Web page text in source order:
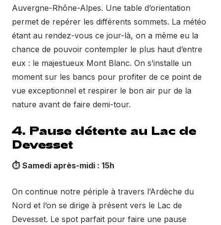
Auvergne-Rhône-Alpes. Une table d’orientation
permet de repérer les différents sommets. La météo
étant au rendez-vous ce jour-là, on a même eu la
chance de pouvoir contempler le plus haut d’entre
eux : le majestueux Mont Blanc. On s’installe un
moment sur les bancs pour profiter de ce point de
vue exceptionnel et respirer le bon air pur de la
nature avant de faire demi-tour.
4. Pause détente au Lac de
Devesset
⏱️ Samedi après-midi : 15h
On continue notre périple à travers l’Ardèche du
Nord et l’on se dirige à présent vers le Lac de
Devesset. Le spot parfait pour faire une pause